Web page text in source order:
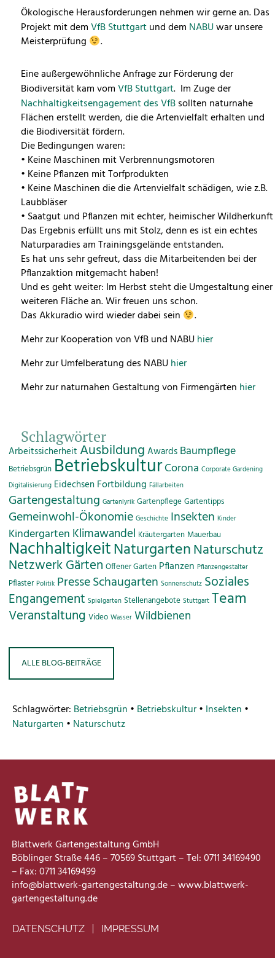
Ökologische Herausforderungen nehmen wir gerne an. Das
Projekt mit demVfB Stuttgartund dem NABUwar unsere
Meisterprüfung
.
Eine außergewöhnliche Anfrage zur Förderung der
Biodiversität kam vomVfB Stuttgart. Im Zuge der
Nachhaltigkeitsengagement des VfBsollten naturnahe
Flächen erstellt werden, die die Artenvielfalt erhalten und
die Biodiversität fördern.
Die Bedingungen waren:
• Keine Maschinen mit Verbrennungsmotoren
• Keine Pflanzen mit Torfprodukten
• Keine Maschinen die die Artenvielfalt schädigen, wie z.B.
Laubbläser
• Saatgut und Pflanzen mit echter, heimischer Wildherkunft
Das Ergebnis erfüllt uns mit Stolz, denn es ist ein echtes
Naturparadies am Trainingsgelände entstanden.
Es hat uns sehr gefreut, dass die Mitarbeitenden bei der
Pflanzaktion mitgemacht haben!
Und es geht weiter: Im Herbst steht die Umgestaltung einer
weiteren Fläche an. Wir freuen uns schon.
Das Akkuradio wird wieder dabei sein
.
Mehr zur Kooperation von VfB und NABUhier
Mehr zur Umfelberatung des NABUhier
Mehr zur naturnahen Gestaltung von Firmengärten hier
Schlagwörter
Arbeitssicherheit Ausbildung Awards Baumpflege
Betriebsgrün BetriebskulturCorona Corporate Gardening
Digitalisierung Eidechsen Fortbildung Fällarbeiten
Gartengestaltung Gartenlyrik Gartenpflege Gartentipps
Gemeinwohl-Ökonomie Geschichte Insekten Kinder
Kindergarten Klimawandel Kräutergarten Mauerbau
NachhaltigkeitNaturgartenNaturschutz
Netzwerk Gärten Offener Garten Pflanzen Pflanzengestalter
Pflaster Politik PresseSchaugarten Sonnenschutz Soziales
Engangement Spielgarten Stellenangebote Stuttgart Team
Veranstaltung Video Wasser Wildbienen
ALLE BLOG-BEITRÄGE
Schlagwörter: Betriebsgrün • Betriebskultur• Insekten •
Naturgarten • Naturschutz
Blattwerk Gartengestaltung GmbH
Böblinger Straße 446 – 70569 Stuttgart – Tel: 0711 34169490
– Fax: 0711 34169499
info@blattwerk-gartengestaltung.de – www.blattwerk-
gartengestaltung.de
DATENSCHUTZ IMPRESSUM